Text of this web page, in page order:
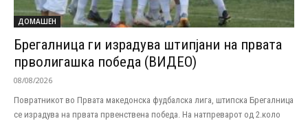
ДОМАШЕН
Брегалница ги израдува штипјани на првата
прволигашка победа (ВИДЕО)
08/08/2026
Повратникот во Првата македонска фудбалска лига, штипска Брегалница
се израдува на првата првенствена победа. На натпреварот од 2.коло